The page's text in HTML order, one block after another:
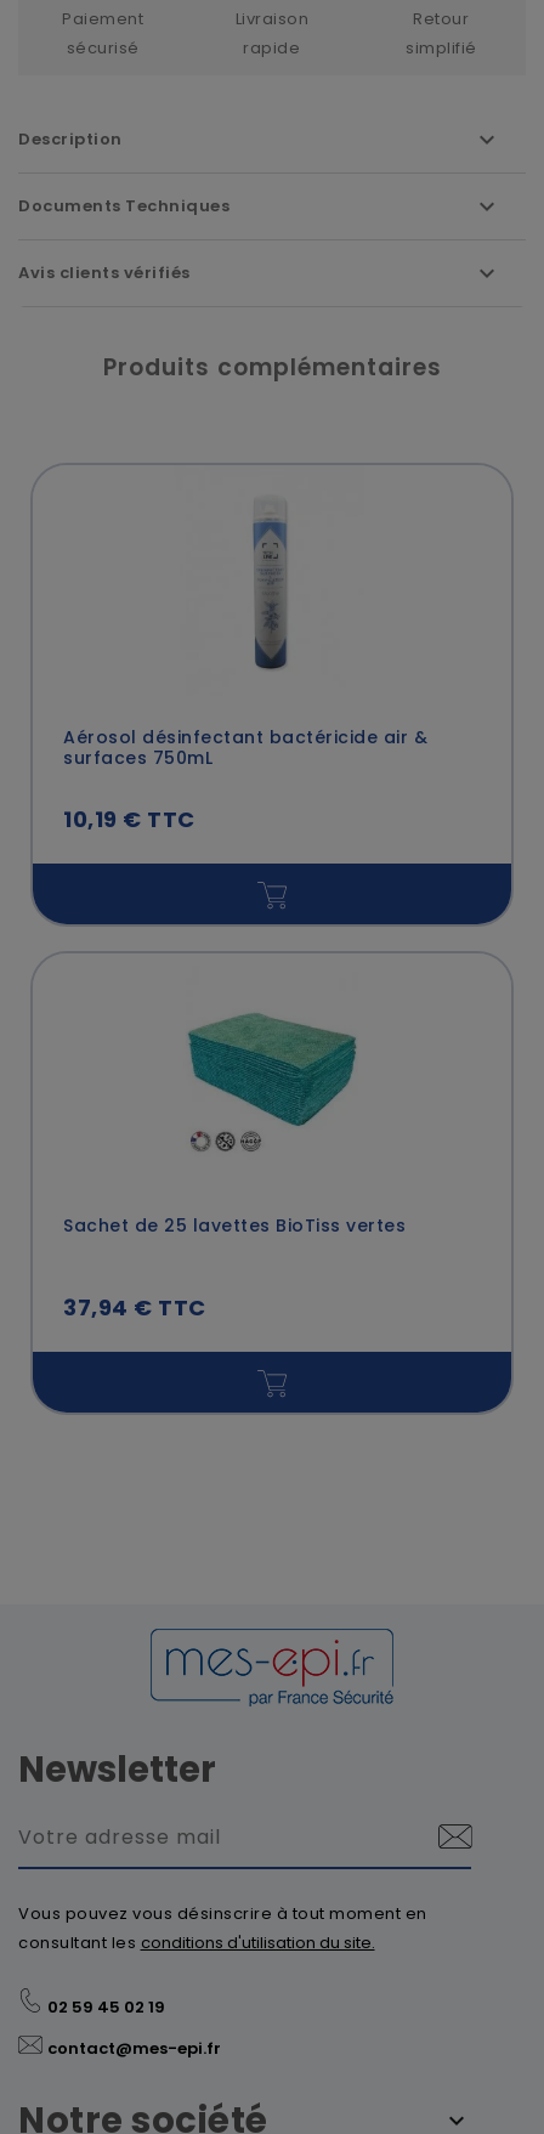
Paiement
sécurisé
Livraison
rapide
Retour
simplifié
Description
Documents Techniques
Avis clients vérifiés
Produits complémentaires
Aérosol désinfectant bactéricide air &
surfaces 750mL
10,19 € TTC
Sachet de 25 lavettes BioTiss vertes
37,94 € TTC
Newsletter
Vous pouvez vous désinscrire à tout moment en
consultant les conditions d'utilisation du site.
02 59 45 02 19
contact@mes-epi.fr
Notre société